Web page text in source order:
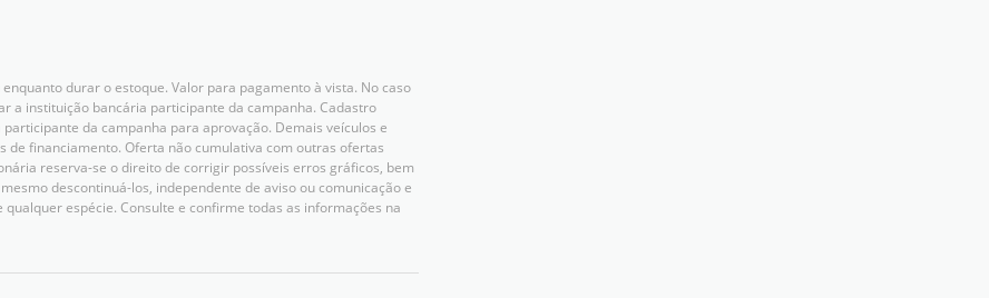
enquanto durar o estoque. Valor para pagamento à vista. No caso
a instituição bancária participante da campanha. Cadastro
da campanha para aprovação. Demais veículos e
de financiamento. Oferta não cumulativa com outras ofertas
reserva-se o direito de corrigir possíveis erros gráficos, bem
descontinuá-los, independente de aviso ou comunicação e
espécie. Consulte e confirme todas as informações na